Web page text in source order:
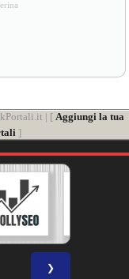
| [ Aggiungi la tua
]
❯